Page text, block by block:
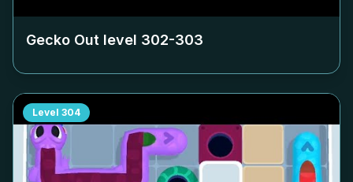
Gecko Out level 302-303
Level 304